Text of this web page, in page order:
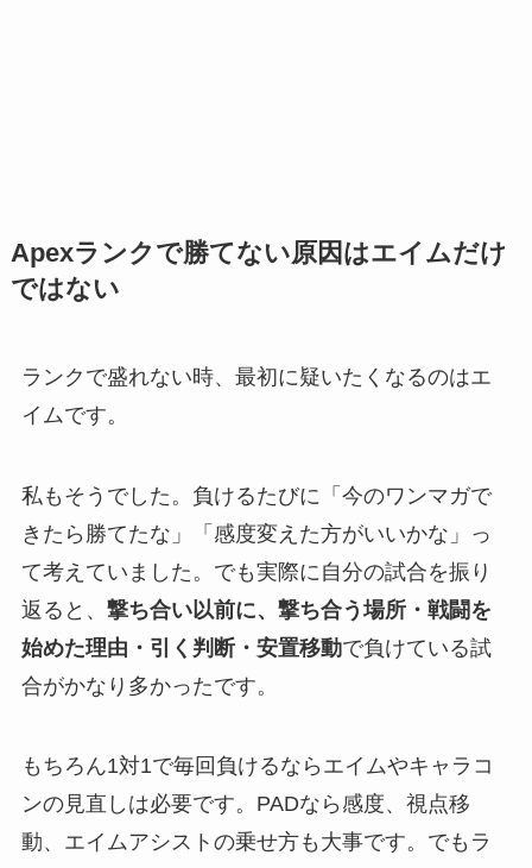
Apexランクで勝てない原因はエイムだけ
ではない
ランクで盛れない時、最初に疑いたくなるのはエ
イムです。
私もそうでした。負けるたびに「今のワンマガで
きたら勝てたな」「感度変えた方がいいかな」っ
て考えていました。でも実際に自分の試合を振り
返ると、 撃ち合い以前に、撃ち合う場所・戦闘を
始めた理由・引く判断・安置移動で負けている試
合がかなり多かったです。
もちろん1対1で毎回負けるならエイムやキャラコ
ンの見直しは必要です。PADなら感度、視点移
動、エイムアシストの乗せ方も大事です。でもラ